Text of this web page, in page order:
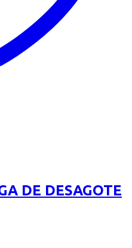
DE DESAGOTE